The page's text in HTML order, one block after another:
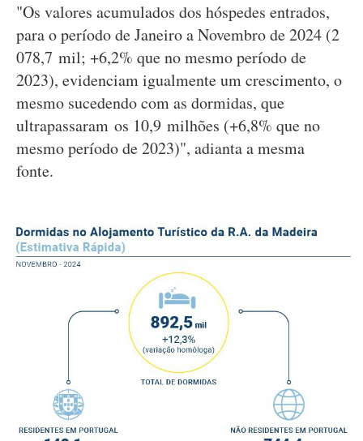
"Os valores acumulados dos hóspedes entrados,
para o período de Janeiro a Novembro de 2024 (2
078,7 mil; +6,2% que no mesmo período de
2023), evidenciam igualmente um crescimento, o
mesmo sucedendo com as dormidas, que
ultrapassaram os 10,9 milhões (+6,8% que no
mesmo período de 2023)", adianta a mesma
fonte.